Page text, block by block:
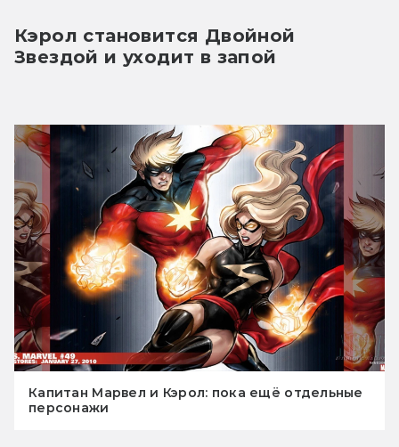
Кэрол становится Двойной
Звездой и уходит в запой
Капитан Марвел и Кэрол: пока ещё отдельные
персонажи